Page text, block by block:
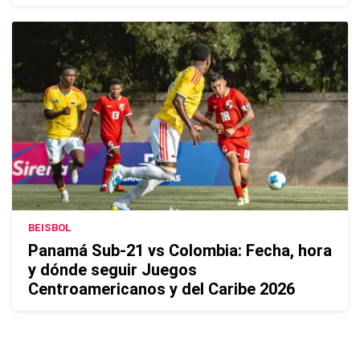
BEISBOL
Panamá Sub-21 vs Colombia: Fecha, hora
y dónde seguir Juegos
Centroamericanos y del Caribe 2026